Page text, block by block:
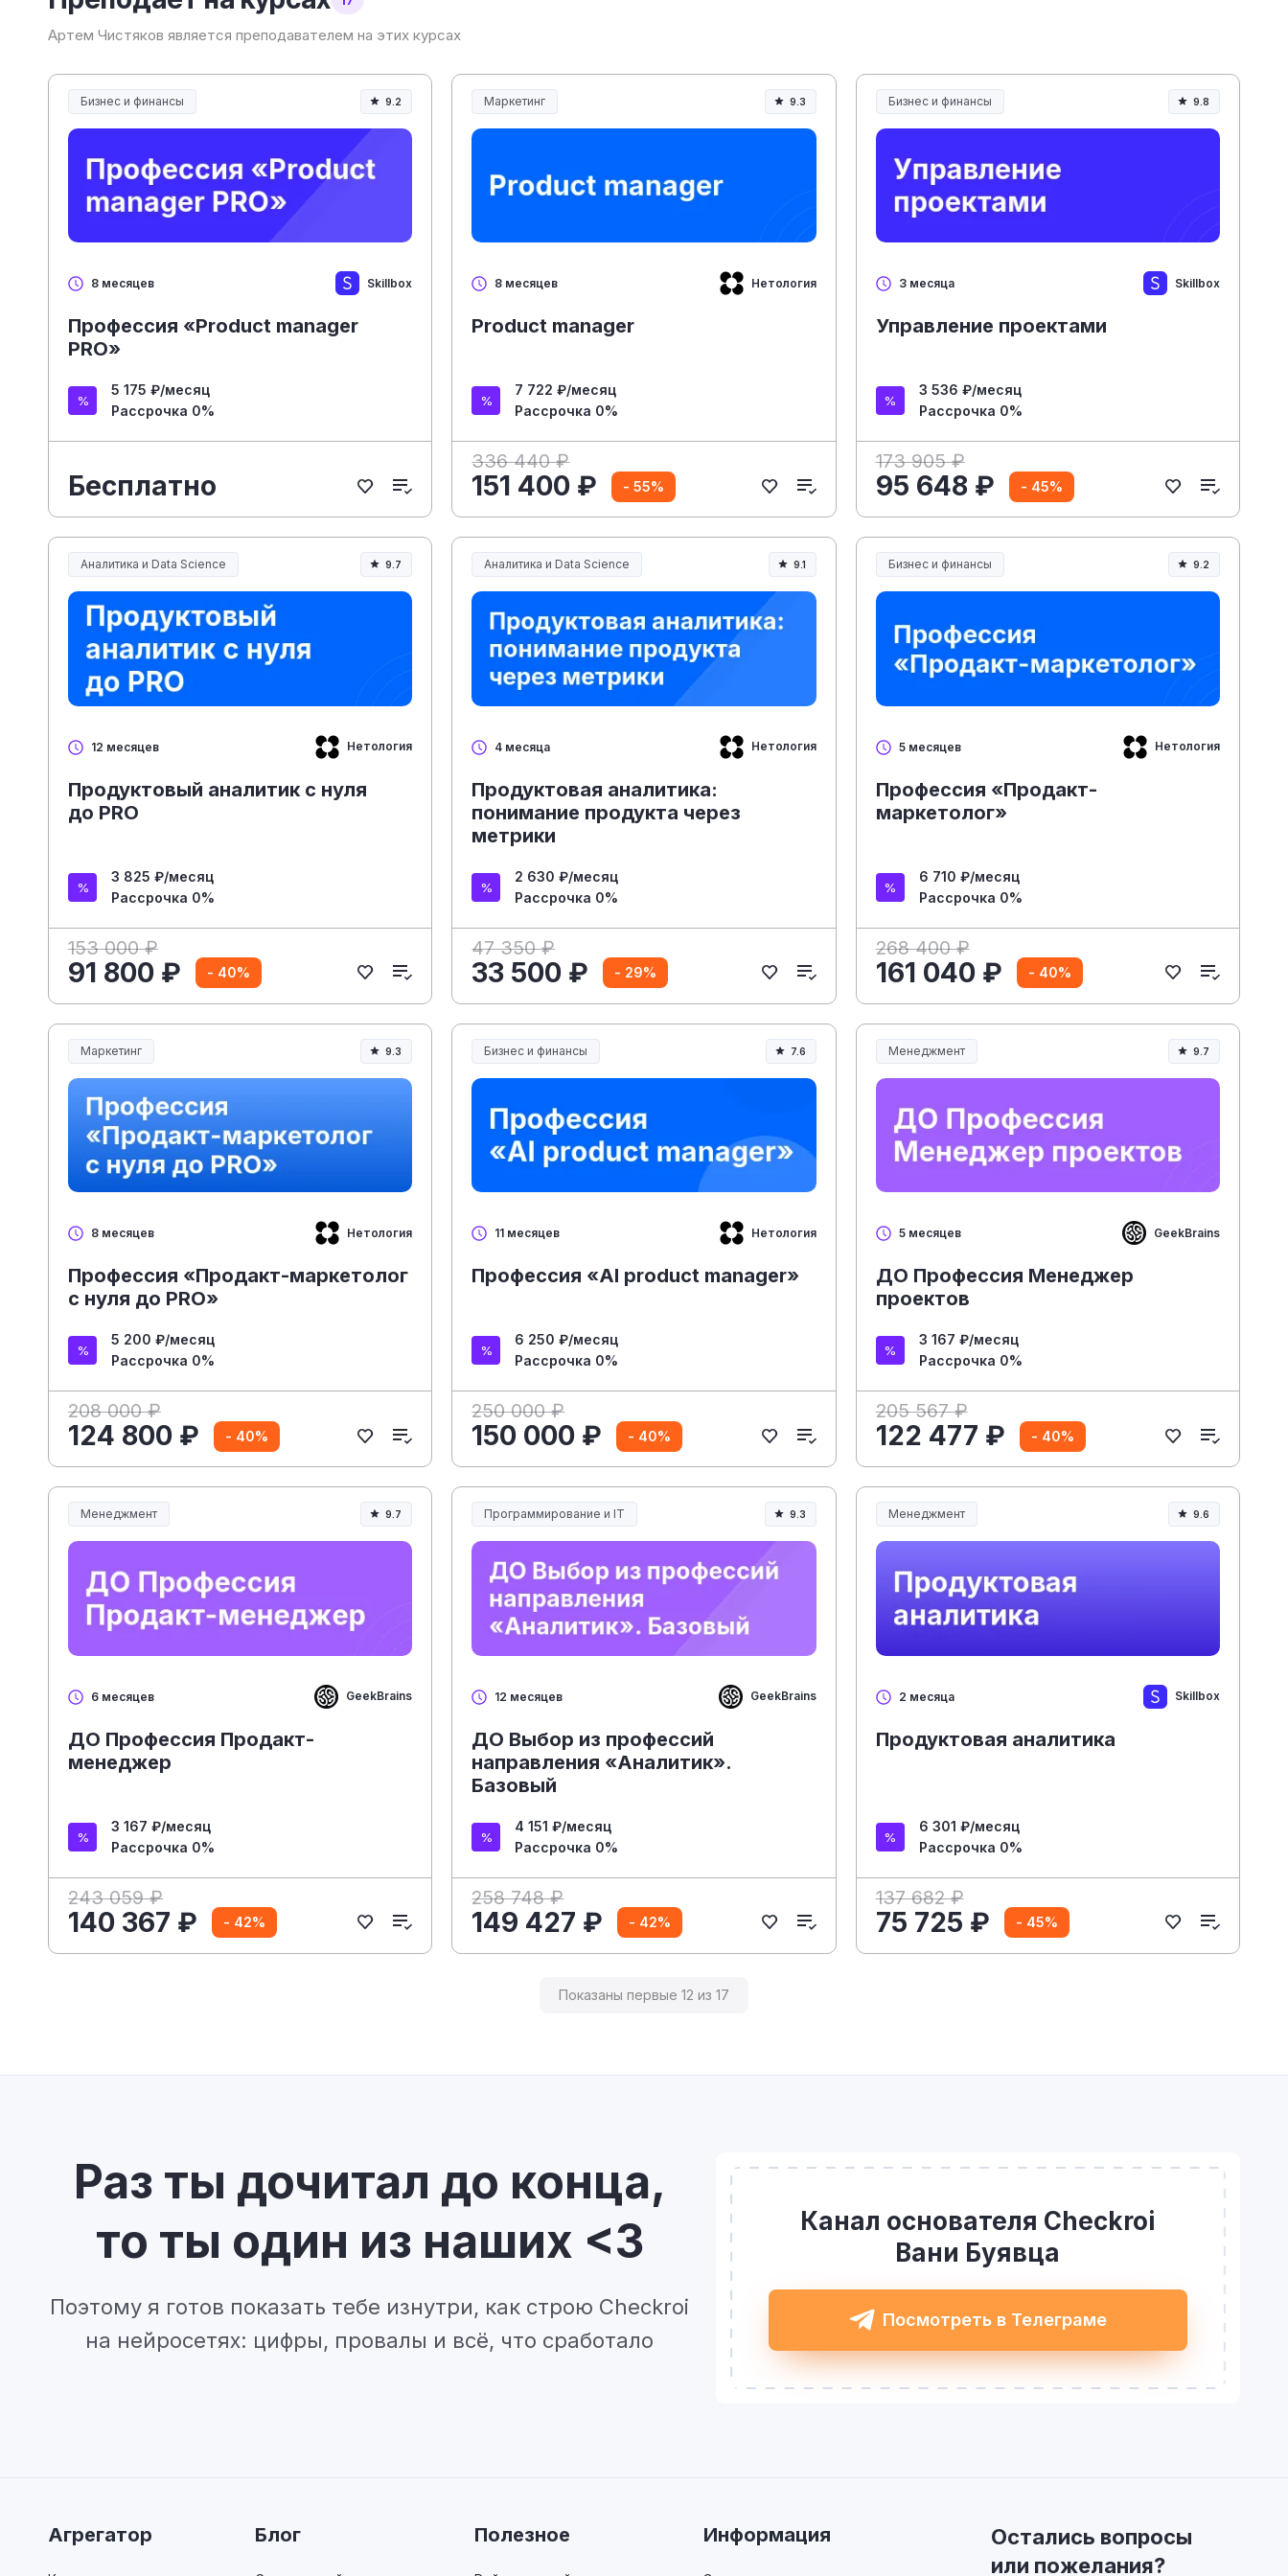
Артем Чистяков является преподавателем на этих курсах
Бизнес и финансы 9.2
8 месяцев Skillbox
Профессия «Product manager
PRO»
5 175 ₽/месяц
Рассрочка 0%
Бесплатно
Маркетинг 9.3
8 месяцев Нетология
Product manager
7 722 ₽/месяц
Рассрочка 0%
336 440 ₽
151 400 ₽ - 55%
Бизнес и финансы 9.8
3 месяца Skillbox
Управление проектами
3 536 ₽/месяц
Рассрочка 0%
173 905 ₽
95 648 ₽ - 45%
Аналитика и Data Science 9.7
12 месяцев Нетология
Продуктовый аналитик с нуля
до PRO
3 825 ₽/месяц
Рассрочка 0%
153 000 ₽
91 800 ₽ - 40%
Аналитика и Data Science 9.1
4 месяца Нетология
Продуктовая аналитика:
понимание продукта через
метрики
2 630 ₽/месяц
Рассрочка 0%
47 350 ₽
33 500 ₽ - 29%
Бизнес и финансы 9.2
5 месяцев Нетология
Профессия «Продакт-
маркетолог»
6 710 ₽/месяц
Рассрочка 0%
268 400 ₽
161 040 ₽ - 40%
Маркетинг 9.3
8 месяцев Нетология
Профессия «Продакт-маркетолог
с нуля до PRO»
5 200 ₽/месяц
Рассрочка 0%
208 000 ₽
124 800 ₽ - 40%
Бизнес и финансы 7.6
11 месяцев Нетология
Профессия «AI product manager»
6 250 ₽/месяц
Рассрочка 0%
250 000 ₽
150 000 ₽ - 40%
Менеджмент
Менеджмент и управление
9.7
5 месяцев GeekBrains
ДО Профессия Менеджер
проектов
3 167 ₽/месяц
Рассрочка 0%
205 567 ₽
122 477 ₽ - 40%
Менеджмент
Менеджмент и управление
9.7
6 месяцев GeekBrains
ДО Профессия Продакт-
менеджер
3 167 ₽/месяц
Рассрочка 0%
243 059 ₽
140 367 ₽ - 42%
Программирование и IT 9.3
12 месяцев GeekBrains
ДО Выбор из профессий
направления «Аналитик».
Базовый
4 151 ₽/месяц
Рассрочка 0%
258 748 ₽
149 427 ₽ - 42%
Менеджмент
Менеджмент и управление
9.6
2 месяца Skillbox
Продуктовая аналитика
6 301 ₽/месяц
Рассрочка 0%
137 682 ₽
75 725 ₽ - 45%
Показаны первые 12 из 17
Раз ты дочитал до конца,
то ты один из наших <3
Поэтому я готов показать тебе изнутри, как строю Checkroi
на нейросетях: цифры, провалы и всё, что сработало
Канал основателя Checkroi
Вани Буявца
Посмотреть в Телеграме
Агрегатор Блог Полезное Информация
Остались вопросы
или пожелания?